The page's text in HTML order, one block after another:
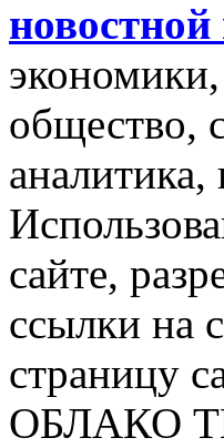
общество,
сайте,
ссылки на
страницу
ОБЛАКО